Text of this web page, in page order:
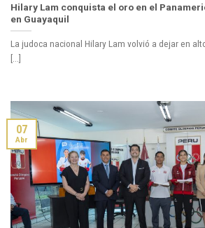
Hilary Lam conquista el oro en el
en Guayaquil
La judoca nacional Hilary Lam volvió a dejar en
[...]
07
Abr